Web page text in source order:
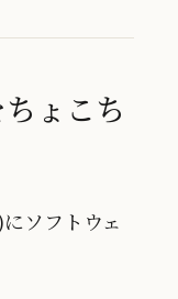
ょこち
ソフトウェ